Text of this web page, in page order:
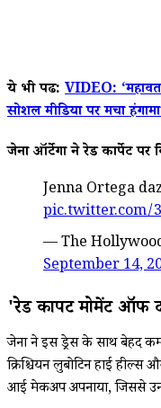
ये भी पढें: VIDEO:
सोशल मीडिया पर मचा
जेना ऑर्टेगा ने रेड कार्पेट पर
Jenna Ortega
pic.twitter.com/
— The
September 14,
'रेड कार्पेट मोमेंट ऑफ
जेना ने इस ड्रेस के साथ बेहद
क्रिश्चियन लुबोटिन हाई
आई मेकअप अपनाया, जिससे